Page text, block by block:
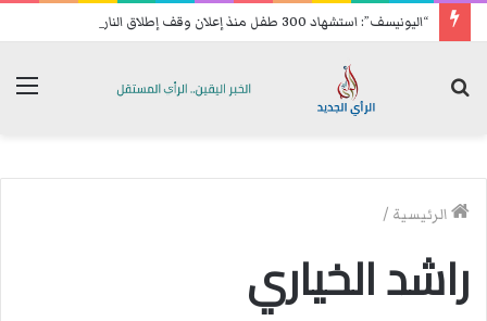
“اليونيسف”: استشهاد 300 طفل منذ إعلان وقف إطلاق النار في غزة
الرئيسية /
راشد الخياري